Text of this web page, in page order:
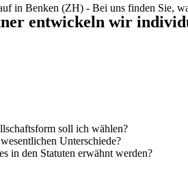
in Benken (ZH) - Bei uns finden Sie,
entwickeln wir
soll ich wählen?
Unterschiede?
in den Statuten erwähnt werden?